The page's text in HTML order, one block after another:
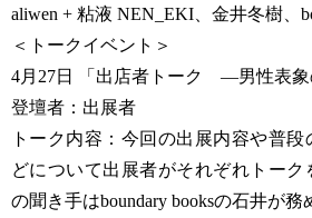
aliwen + 粘液 NEN_EKI、金井冬樹、
＜トークイベント＞
4月27日 「出店者トーク ―男性表象
登壇者：出展者
トーク内容：今回の出展内容や普
どについて出展者がそれぞれトーク
の聞き手はboundary booksの石井が務